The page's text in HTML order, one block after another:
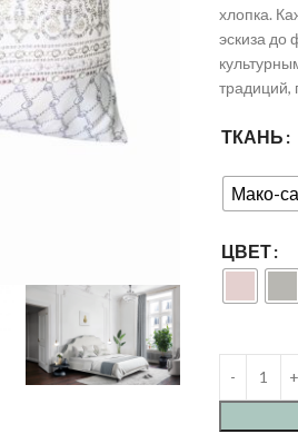
хлопка.
эскиза до
традиций,
ТКАНЬ
Мако-
ЦВЕТ